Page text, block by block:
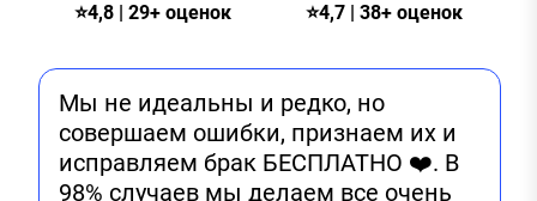
⭐4,8 | 29+ оценок ⭐4,7 | 38+ оценок
Мы не идеальны и редко, но
совершаем ошибки, признаем их и
исправляем брак БЕСПЛАТНО ❤️. В
98% случаев мы делаем все очень